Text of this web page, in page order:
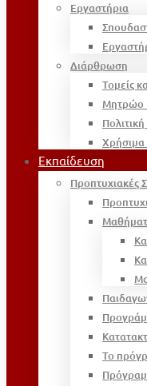
Εργαστήρια
Διάρθρωση
Τομείς
Μητρώο
Εκπαίδευση
Προπτυχιακές
Το